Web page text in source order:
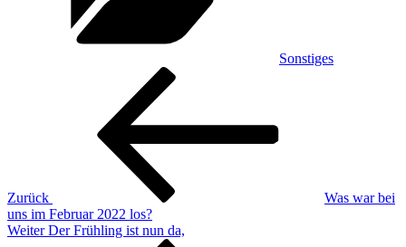
Sonstiges
Beitragsnavigation
Zurück
Was war bei
uns im Februar 2022 los?
Nächster
Weiter Der Frühling ist nun da,